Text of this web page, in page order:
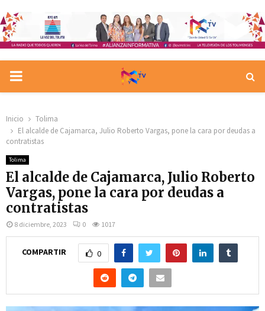
PRIMARY
Inicio
Tolima
El alcalde de Cajamarca, Julio Roberto Vargas, pone la cara por deudas a
contratistas
Tolima
El alcalde de Cajamarca, Julio Roberto
Vargas, pone la cara por deudas a
contratistas
8 diciembre, 2023 0 1017
COMPARTIR 0